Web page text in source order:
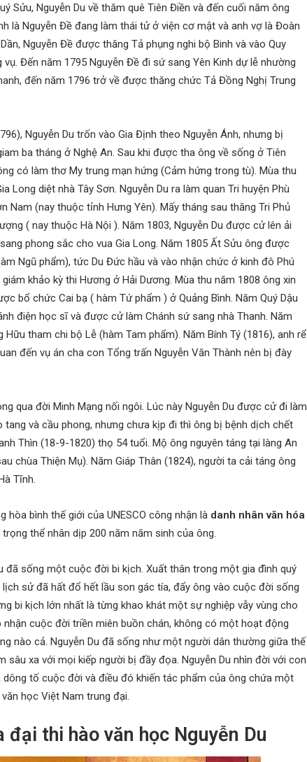
Sửu, Nguyễn Du về thăm quê Tiên Điền và đến cuối năm ông
là Nguyễn Đề đang làm thái tử ở viện cơ mật và anh vợ là Đoàn
Nguyễn Đề được thăng Tả phụng nghi bộ Binh và vào Quy
Đến năm 1795 Nguyễn Đề đi sứ sang Yên Kinh dự lễ nhường
đến năm 1796 trở về được thăng chức Tả Đồng Nghị Trung
Nguyễn Du trốn vào Gia Định theo Nguyễn Ánh, nhưng bị
ba tháng ở Nghệ An. Sau khi được tha ông về sống ở Tiên
có làm thơ My trung mạn hứng (Cảm hứng trong tù). Mùa thu
Long diệt nhà Tây Sơn. Nguyễn Du ra làm quan Tri huyện Phù
Nam (nay thuộc tỉnh Hưng Yên). Mấy tháng sau thăng Tri Phủ
( nay thuộc Hà Nội ). Năm 1803, Nguyễn Du được cử lên ải
phong sắc cho vua Gia Long. Năm 1805 Ất Sửu ông được
Ngũ phẩm), tức Du Đức hầu và vào nhận chức ở kinh đô Phú
khảo kỳ thi Hương ở Hải Dương. Mùa thu năm 1808 ông xin
bổ chức Cai bạ ( hàm Tứ phẩm ) ở Quảng Bình. Năm Quý Dậu
điện học sĩ và được cử làm Chánh sứ sang nhà Thanh. Năm
tham chi bộ Lễ (hàm Tam phẩm). Năm Bính Tý (1816), anh rể
đến vụ án cha con Tổng trấn Nguyễn Văn Thành nên bị đày
qua đời Minh Mạng nối ngôi. Lúc này Nguyễn Du được cử đi làm
tang và cầu phong, nhưng chưa kịp đi thì ông bị bệnh dịch chết
Thìn (18-9-1820) thọ 54 tuổi. Mộ ông nguyên táng tại làng An
chùa Thiện Mụ). Năm Giáp Thân (1824), người ta cải táng ông
Tĩnh.
hòa bình thế giới của UNESCO công nhận là danh nhân văn hóa
thể nhân dịp 200 năm năm sinh của ông.
đã sống một cuộc đời bi kịch. Xuất thân trong một gia đình quý
sử đã hất đổ hết lầu son gác tía, đẩy ông vào cuộc đời sống
bi kịch lớn nhất là từng khao khát một sự nghiệp vẫy vùng cho
cuộc đời triền miên buồn chán, không có một hoạt động
nào cả. Nguyễn Du đã sống như một người dân thường giữa thế
sâu xa với mọi kiếp người bị đầy đọa. Nguyễn Du nhìn đời với con
tố cuộc đời và điều đó khiến tác phẩm của ông chứa một
học Việt Nam trung đại.
đại thi hào văn học Nguyễn Du